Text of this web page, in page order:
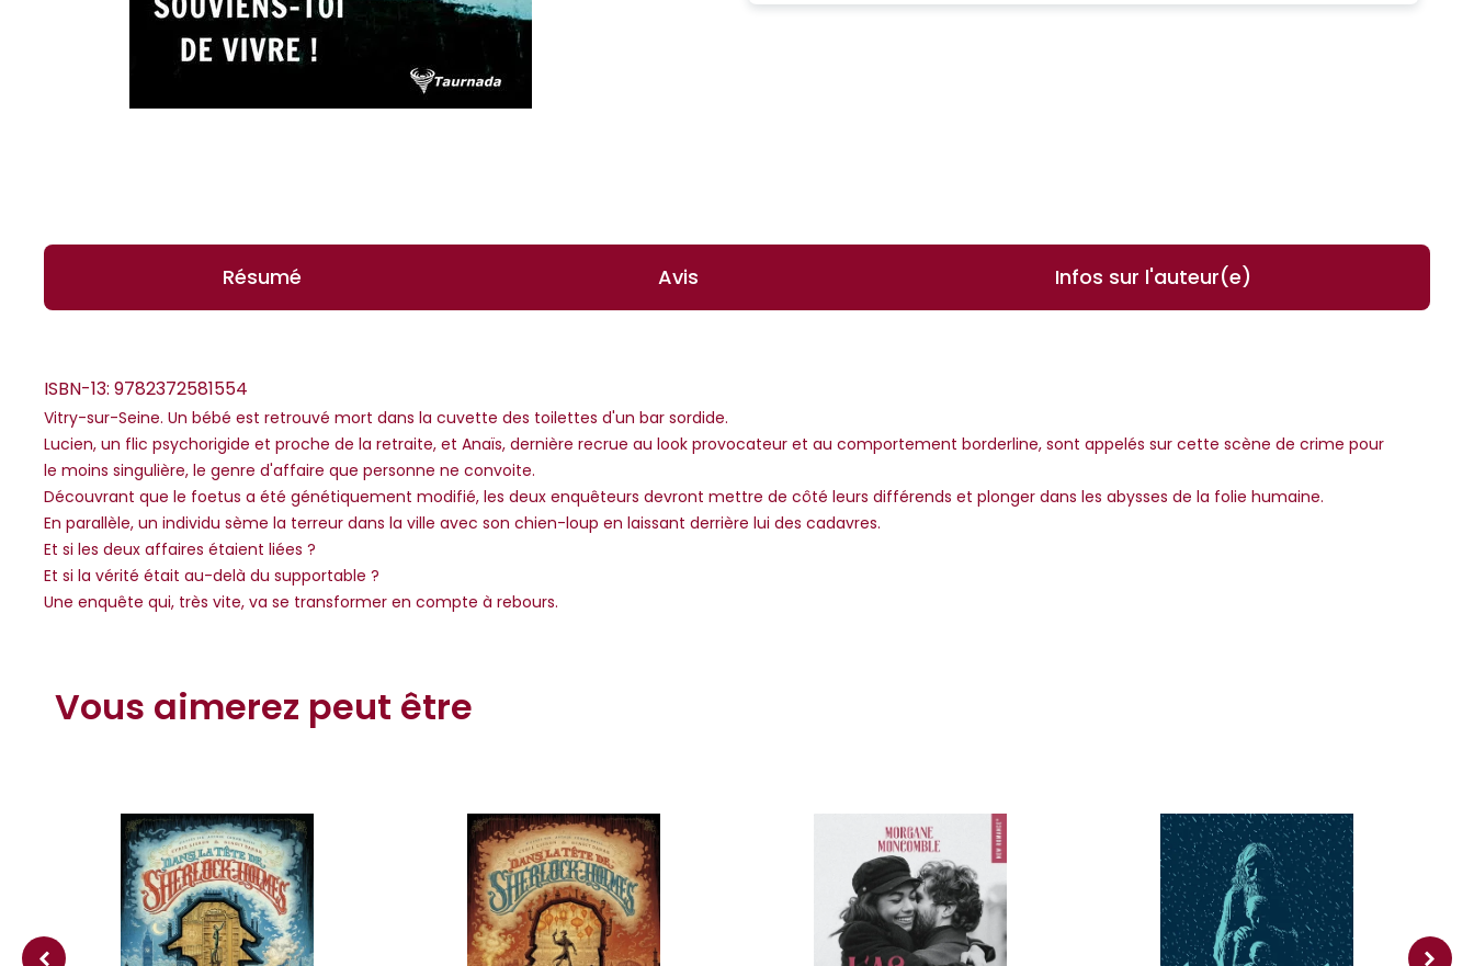
Résumé Avis Infos sur l'auteur(e)
ISBN-13: 9782372581554
Vitry-sur-Seine. Un bébé est retrouvé mort dans la cuvette des toilettes d'un bar sordide.
Lucien, un flic psychorigide et proche de la retraite, et Anaïs, dernière recrue au look provocateur et au comportement borderline, sont appelés sur cette scène de crime pour
le moins singulière, le genre d'affaire que personne ne convoite.
Découvrant que le foetus a été génétiquement modifié, les deux enquêteurs devront mettre de côté leurs différends et plonger dans les abysses de la folie humaine.
En parallèle, un individu sème la terreur dans la ville avec son chien-loup en laissant derrière lui des cadavres.
Et si les deux affaires étaient liées ?
Et si la vérité était au-delà du supportable ?
Une enquête qui, très vite, va se transformer en compte à rebours.
*Guests cannot publish reviews
Vous aimerez peut être